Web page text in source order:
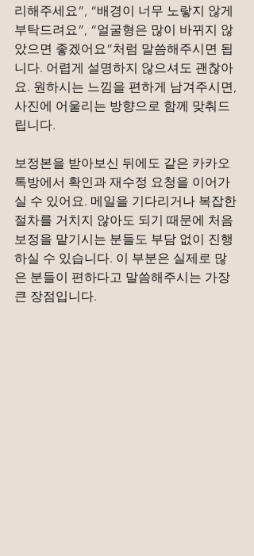
리해주세요”, “배경이 너무 노랗지 않게
부탁드려요”, “얼굴형은 많이 바뀌지 않
았으면 좋겠어요”처럼 말씀해주시면 됩
니다. 어렵게 설명하지 않으셔도 괜찮아
요. 원하시는 느낌을 편하게 남겨주시면,
사진에 어울리는 방향으로 함께 맞춰드
립니다.
보정본을 받아보신 뒤에도 같은 카카오
톡방에서 확인과 재수정 요청을 이어가
실 수 있어요. 메일을 기다리거나 복잡한
절차를 거치지 않아도 되기 때문에 처음
보정을 맡기시는 분들도 부담 없이 진행
하실 수 있습니다. 이 부분은 실제로 많
은 분들이 편하다고 말씀해주시는 가장
큰 장점입니다.